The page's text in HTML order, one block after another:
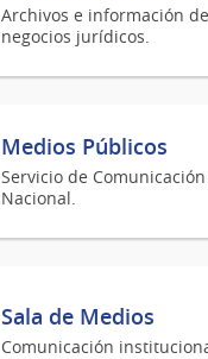
Archivos e información
negocios jurídicos.
Medios Públicos
Servicio de
Nacional.
Sala de Medios
Comunicación